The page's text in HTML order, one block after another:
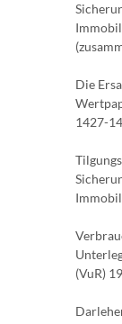
Die
1427-
(VuR)